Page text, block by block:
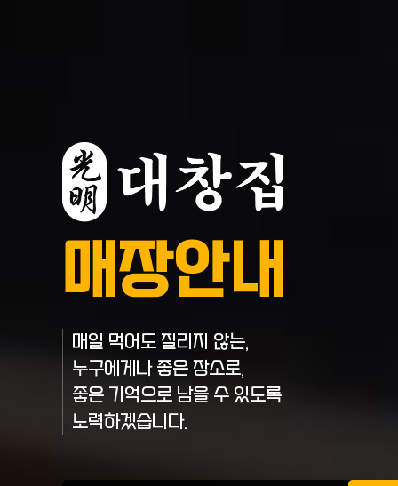
매장안내
매일 먹어도 질리지 않는,
누구에게나 좋은 장소로,
좋은 기억으로 남을 수 있도록
노력하겠습니다.